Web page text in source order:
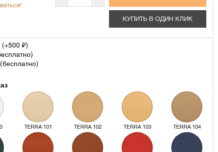
КУПИТЬ В ОДИН КЛИК
(+500 ₽)
)
бесплатно)
TERRA 101 TERRA 102 TERRA 103 TERRA 104